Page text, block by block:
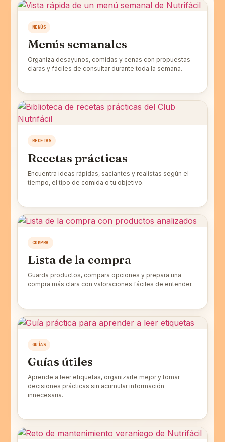
MENÚS
Menús semanales
Organiza desayunos, comidas y cenas con propuestas
claras y fáciles de consultar durante toda la semana.
RECETAS
Recetas prácticas
Encuentra ideas rápidas, saciantes y realistas según el
tiempo, el tipo de comida o tu objetivo.
COMPRA
Lista de la compra
Guarda productos, compara opciones y prepara una
compra más clara con valoraciones fáciles de entender.
GUÍAS
Guías útiles
Aprende a leer etiquetas, organizarte mejor y tomar
decisiones prácticas sin acumular información
innecesaria.